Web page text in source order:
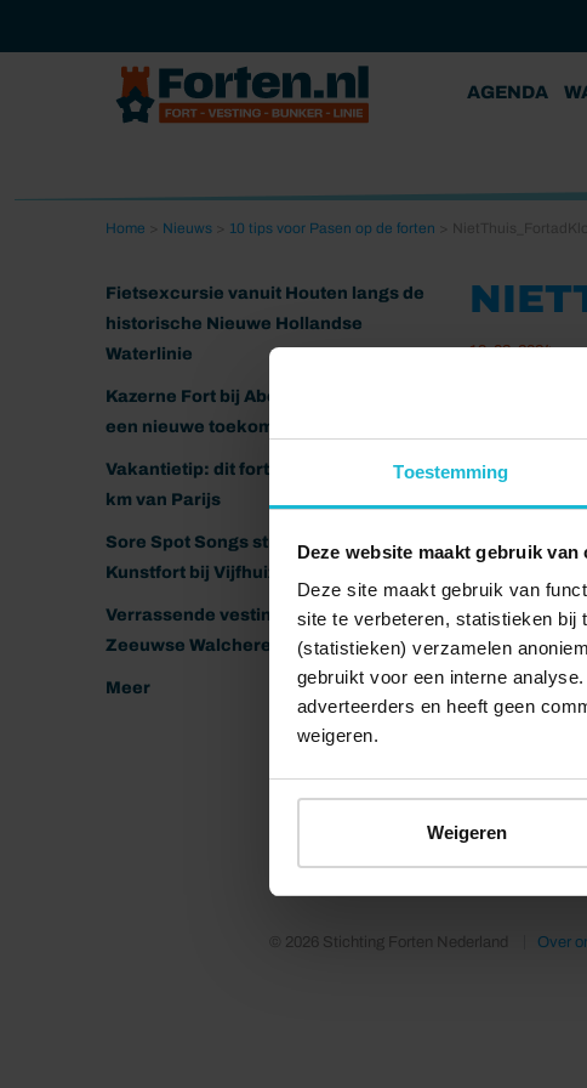
Toestemming
Deze website maakt gebruik van
Deze site maakt gebruik van
site te verbeteren, statistieken bij
(statistieken) verzamelen
gebruikt voor een interne
adverteerders en heeft geen
weigeren.
Weigeren
AGENDA
Home Nieuws 10 tips voor Pasen op de forten
Fietsexcursie vanuit Houten langs de
historische Nieuwe Hollandse
Waterlinie
Kazerne Fort bij Abcoude klaar voor
een nieuwe toekomst
Vakantietip: dit fort ligt nog geen 20
km van Parijs
Sore Spot Songs strijkt neer op het
Kunstfort bij Vijfhuizen
Verrassende vestingen van het
Zeeuwse Walcheren
Meer
19-03-2024
© 2026 Stichting Forten Nederland Over